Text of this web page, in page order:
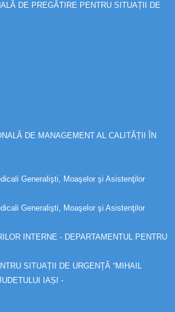
DE PREGĂTIRE PENTRU SITUAȚII DE
DE MANAGEMENT AL CALITĂȚII ÎN
Generalişti, Moaşelor şi Asistenţilor
Generalişti, Moaşelor şi Asistenţilor
INTERNE - DEPARTAMENTUL PENTRU
SITUAȚII DE URGENȚĂ “MIHAIL
IAȘI -